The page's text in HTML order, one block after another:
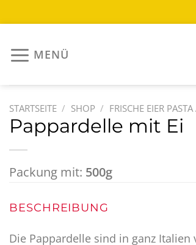
Inhalt MENÜ
STARTSEITE / SHOP / FRISCHE EIER
Pappardelle mit Ei
Packung mit: 500g
BESCHREIBUNG
Die Pappardelle sind in ganz